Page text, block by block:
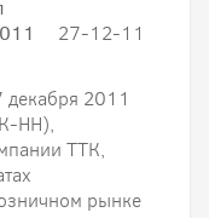
27-12-11
2011
НН),
ТТК,
рынке